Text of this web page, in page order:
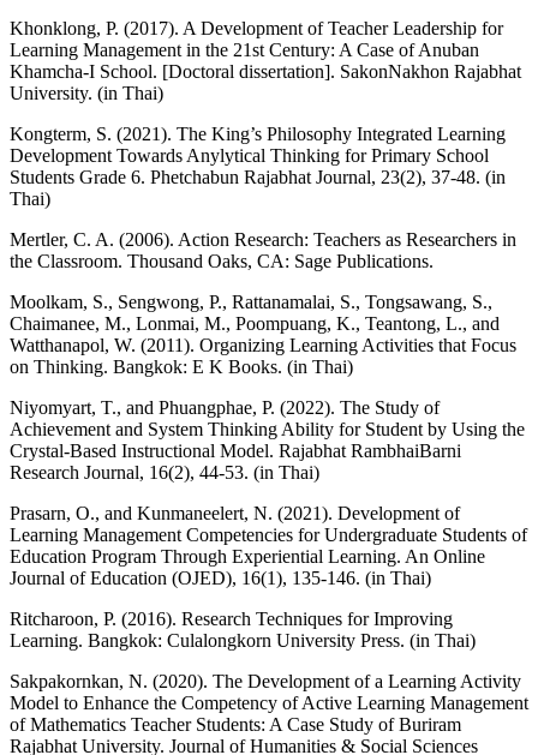
Khonklong, P. (2017). A Development of Teacher Leadership for
Learning Management in the 21st Century: A Case of Anuban
Khamcha-I School. [Doctoral dissertation]. SakonNakhon Rajabhat
University. (in Thai)
Kongterm, S. (2021). The King’s Philosophy Integrated Learning
Development Towards Anylytical Thinking for Primary School
Students Grade 6. Phetchabun Rajabhat Journal, 23(2), 37-48. (in
Thai)
Mertler, C. A. (2006). Action Research: Teachers as Researchers in
the Classroom. Thousand Oaks, CA: Sage Publications.
Moolkam, S., Sengwong, P., Rattanamalai, S., Tongsawang, S.,
Chaimanee, M., Lonmai, M., Poompuang, K., Teantong, L., and
Watthanapol, W. (2011). Organizing Learning Activities that Focus
on Thinking. Bangkok: E K Books. (in Thai)
Niyomyart, T., and Phuangphae, P. (2022). The Study of
Achievement and System Thinking Ability for Student by Using the
Crystal-Based Instructional Model. Rajabhat RambhaiBarni
Research Journal, 16(2), 44-53. (in Thai)
Prasarn, O., and Kunmaneelert, N. (2021). Development of
Learning Management Competencies for Undergraduate Students of
Education Program Through Experiential Learning. An Online
Journal of Education (OJED), 16(1), 135-146. (in Thai)
Ritcharoon, P. (2016). Research Techniques for Improving
Learning. Bangkok: Culalongkorn University Press. (in Thai)
Sakpakornkan, N. (2020). The Development of a Learning Activity
Model to Enhance the Competency of Active Learning Management
of Mathematics Teacher Students: A Case Study of Buriram
Rajabhat University. Journal of Humanities & Social Sciences